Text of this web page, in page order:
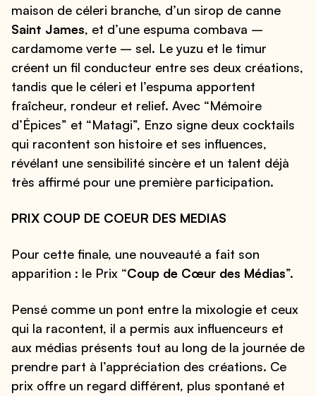
maison de céleri branche, d’un sirop de canne
Saint James, et d’une espuma combava –
cardamome verte – sel. Le yuzu et le timur
créent un fil conducteur entre ses deux créations,
tandis que le céleri et l’espuma apportent
fraîcheur, rondeur et relief. Avec “Mémoire
d’Épices” et “Matagi”, Enzo signe deux cocktails
qui racontent son histoire et ses influences,
révélant une sensibilité sincère et un talent déjà
très affirmé pour une première participation.
PRIX COUP DE COEUR DES MEDIAS
Pour cette finale, une nouveauté a fait son
apparition : le Prix “Coup de Cœur des Médias”.
Pensé comme un pont entre la mixologie et ceux
qui la racontent, il a permis aux influenceurs et
aux médias présents tout au long de la journée de
prendre part à l’appréciation des créations. Ce
prix offre un regard différent, plus spontané et